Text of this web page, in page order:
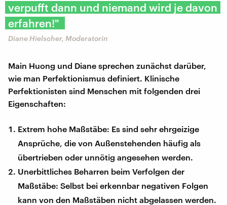
verpufft dann und niemand wird je davon
erfahren!"
Diane Hielscher, Moderatorin
Main Huong und Diane sprechen zunächst darüber,
wie man Perfektionismus definiert. Klinische
Perfektionisten sind Menschen mit folgenden drei
Eigenschaften:
Extrem hohe Maßstäbe: Es sind sehr ehrgeizige
Ansprüche, die von Außenstehenden häufig als
übertrieben oder unnötig angesehen werden.
Unerbittliches Beharren beim Verfolgen der
Maßstäbe: Selbst bei erkennbar negativen Folgen
kann von den Maßstäben nicht abgelassen werden.